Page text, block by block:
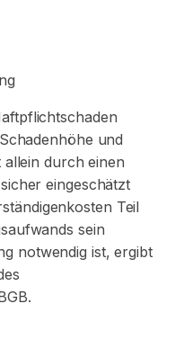
und
durch einen
eingeschätzt
Teil
sein
notwendig ist, ergibt